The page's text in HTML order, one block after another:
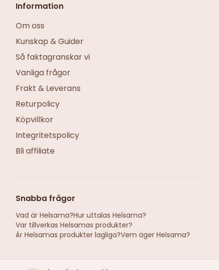
Information
Om oss
Kunskap & Guider
Så faktagranskar vi
Vanliga frågor
Frakt & Leverans
Returpolicy
Köpvillkor
Integritetspolicy
Bli affiliate
Snabba frågor
Vad är Helsama?Hur uttalas Helsama?
Var tillverkas Helsamas produkter?
Är Helsamas produkter lagliga?Vem äger Helsama?